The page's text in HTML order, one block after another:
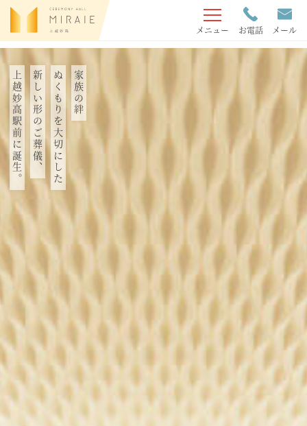
メニュー お電話 メール
家族の絆
ぬくもりを大切にした
新しい形のご葬儀、
上越妙高駅前に誕生。